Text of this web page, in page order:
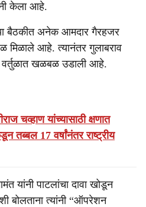
केला आहे.
बैठकीत अनेक आमदार गैरहजर
मिळाले आहे. त्यानंतर गुलाबराव
वर्तुळात खळबळ उडाली आहे.
चव्हाण यांच्यासाठी क्षणात
तब्बल 17 वर्षांनंतर राष्ट्रीय
यांनी पाटलांचा दावा खोडून
बोलताना त्यांनी “ऑपरेशन